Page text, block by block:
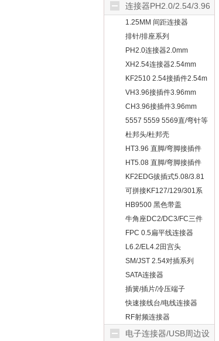
可充电电池
连接器PH2.0/2.54/3.96
等
1.25MM 间距连接器
排针/排座系列
PH2.0连接器2.0mm
XH2.54连接器2.54mm
KF2510 2.54接插件2.54m
VH3.96接插件3.96mm
CH3.96接插件3.96mm
5557 5559 5569直/弯针等
杜邦头/杜邦壳
HT3.96 直脚/弯脚接插件
HT5.08 直脚/弯脚接插件
KF2EDG拔插式5.08/3.81
可拼接KF127/129/301系
列等
HB9500 黑色带盖
牛角座DC2/DC3/FC三件
套
FPC 0.5扁平线连接器
L6.2/EL4.2田宫头
SM/JST 2.54对插系列
SATA连接器
插簧/插片/冷压端子
快速接线台/电线连接器
RF射频连接器
电子连接器/USB周边设